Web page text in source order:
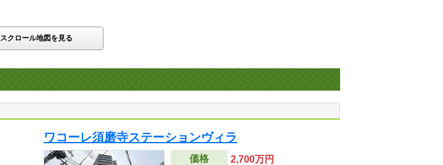
スクロール地図を見る
ワコーレ須磨寺ステーションヴィラ
価格
2,700万円